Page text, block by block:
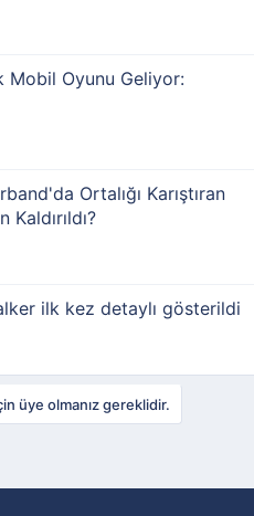
Mobil Oyunu Geliyor:
Ortalığı Karıştıran
ilk kez detaylı gösterildi
üye olmanız gereklidir.